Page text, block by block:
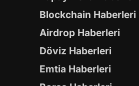
Blockchain Haberleri
Airdrop Haberleri
Döviz Haberleri
Emtia Haberleri